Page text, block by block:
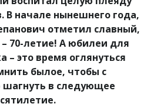
В начале нынешнего года,
отметил славный,
70-летие! А юбилеи для
– это время оглянуться
былое, чтобы с
шагнуть в следующее